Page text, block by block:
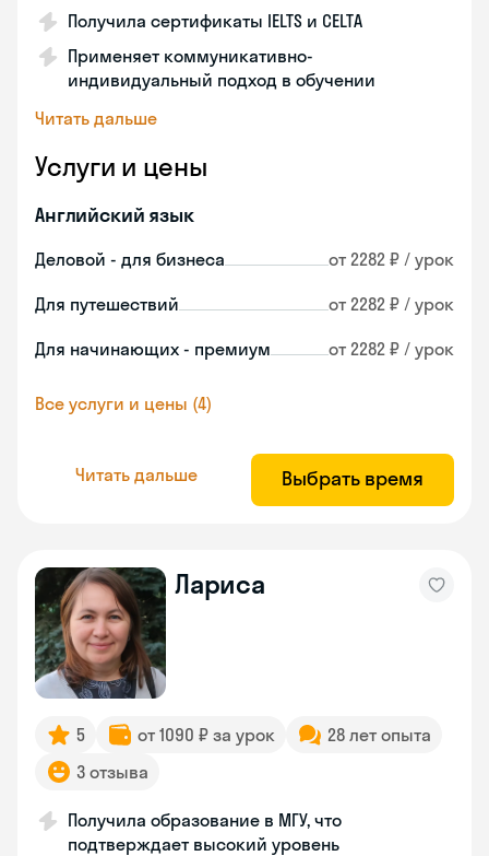
Получила сертификаты IELTS и CELTA
Применяет коммуникативно-
индивидуальный подход в обучении
Читать дальше
Услуги и цены
Английский язык
Деловой - для бизнеса от 2282 ₽ / урок
Для путешествий от 2282 ₽ / урок
Для начинающих - премиум от 2282 ₽ / урок
Все услуги и цены (4)
Читать дальше Выбрать время
Лариса
5 от 1090 ₽ за урок
28 лет опыта
3 отзыва
Получила образование в МГУ, что
подтверждает высокий уровень